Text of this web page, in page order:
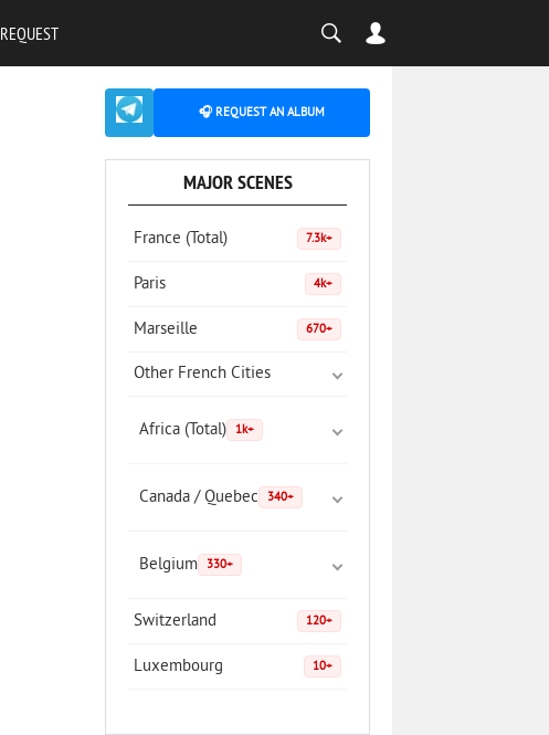
REQUEST
🎧 REQUEST AN ALBUM
MAJOR SCENES
France (Total) 7.3k+
Paris 4k+
Marseille 670+
Other French Cities
Africa (Total) 1k+
Canada / Quebec 340+
Belgium 330+
Switzerland 120+
Luxembourg 10+